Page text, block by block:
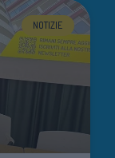
NOTIZIE